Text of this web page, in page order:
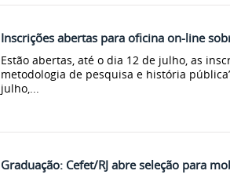
Inscrições abertas para oficina on-line
Estão abertas, até o dia 12 de julho, as
metodologia de pesquisa e história
julho,...
Graduação: Cefet/RJ abre seleção para